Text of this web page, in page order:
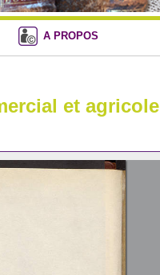
A PROPOS
et agricole